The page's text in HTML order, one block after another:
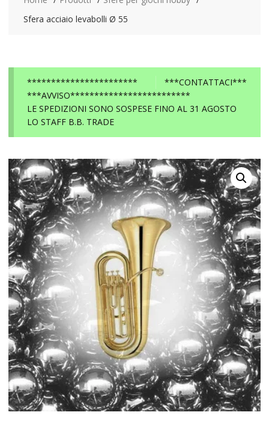
Sfera acciaio levabolli Ø 55
***CONTATTACI***
***********************
***AVVISO*************************
LE SPEDIZIONI SONO SOSPESE FINO AL 31 AGOSTO
LO STAFF B.B. TRADE